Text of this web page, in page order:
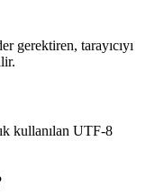
gerektiren, tarayıcıyı
kullanılan UTF-8